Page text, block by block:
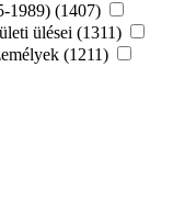
1989) (1407)
ülései (1311)
(1211)